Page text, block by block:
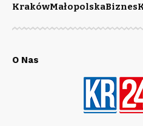
KrakówMałopolskaBiznes
O Nas